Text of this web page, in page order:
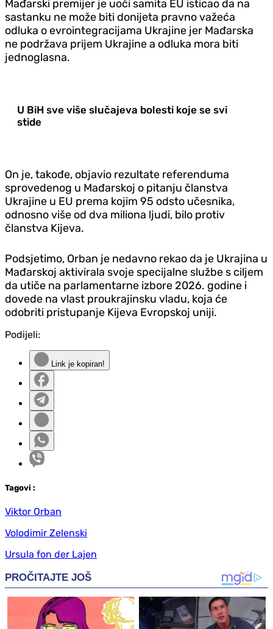
Mađarski premijer je uoči samita EU isticao da na
sastanku ne može biti donijeta pravno važeća
odluka o evrointegracijama Ukrajine jer Mađarska
ne podržava prijem Ukrajine a odluka mora biti
jednoglasna.
U BiH sve više slučajeva bolesti koje se svi
stide
On je, takođe, objavio rezultate referenduma
sprovedenog u Mađarskoj o pitanju članstva
Ukrajine u EU prema kojim 95 odsto učesnika,
odnosno više od dva miliona ljudi, bilo protiv
članstva Kijeva.
Podsjetimo, Orban je nedavno rekao da je Ukrajina u
Mađarskoj aktivirala svoje specijalne službe s ciljem
da utiče na parlamentarne izbore 2026. godine i
dovede na vlast proukrajinsku vladu, koja će
odobriti pristupanje Kijeva Evropskoj uniji.
Podijeli:
Link je kopiran!
Tagovi :
Viktor Orban
Volodimir Zelenski
Ursula fon der Lajen